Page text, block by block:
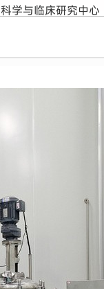
科学与临床研究中心